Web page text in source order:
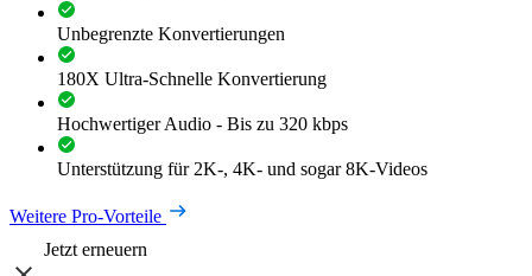
Unbegrenzte Konvertierungen
180X Ultra-Schnelle Konvertierung
Hochwertiger Audio - Bis zu 320 kbps
Unterstützung für 2K-, 4K- und sogar 8K-Videos
Weitere Pro-Vorteile
Jetzt erneuern